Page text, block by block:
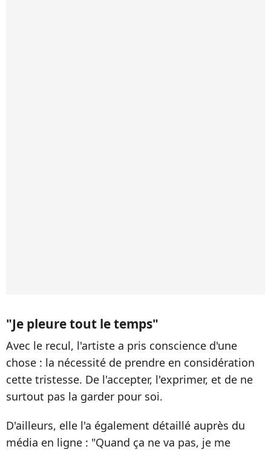
"Je pleure tout le temps"
Avec le recul, l'artiste a pris conscience d'une
chose : la nécessité de prendre en considération
cette tristesse. De l'accepter, l'exprimer, et de ne
surtout pas la garder pour soi.
D'ailleurs, elle l'a également détaillé auprès du
média en ligne : "Quand ça ne va pas, je me